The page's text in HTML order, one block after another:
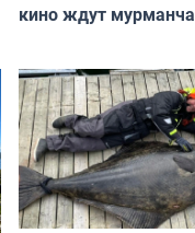
кино ждут